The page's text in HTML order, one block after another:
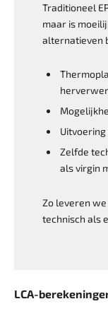
Traditioneel
maar is
alternatieven
Zelfde
als virgin
Zo leveren
technisch als
LCA-